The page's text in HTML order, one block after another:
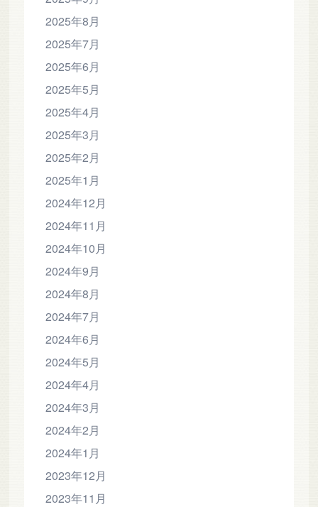
2025年8月
2025年7月
2025年6月
2025年5月
2025年4月
2025年3月
2025年2月
2025年1月
2024年12月
2024年11月
2024年10月
2024年9月
2024年8月
2024年7月
2024年6月
2024年5月
2024年4月
2024年3月
2024年2月
2024年1月
2023年12月
2023年11月